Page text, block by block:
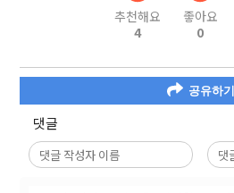
추천해요
4
좋아요
0
공유하기
댓글